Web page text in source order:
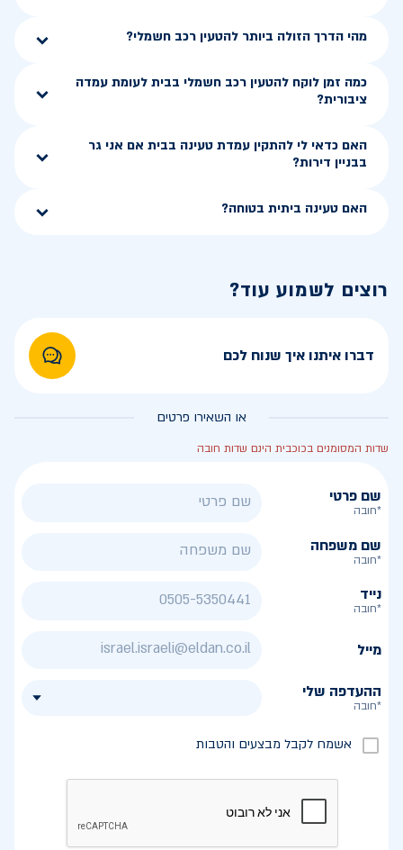
מהי הדרך הזולה ביותר להטעין רכב חשמלי?
כמה זמן לוקח להטעין רכב חשמלי בבית לעומת עמדה
ציבורית?
האם כדאי לי להתקין עמדת טעינה בבית אם אני גר
בבניין דירות?
האם טעינה ביתית בטוחה?
רוצים לשמוע עוד?
דברו איתנו איך שנוח לכם
או השאירו פרטים
שדות המסומנים בכוכבית הינם שדות חובה
שם פרטי
*חובה
שם משפחה
*חובה
נייד
*חובה
מייל
ההעדפה שלי
*חובה
אשמח לקבל מבצעים והטבות